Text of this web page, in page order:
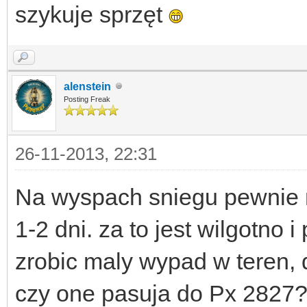
szykuje sprzęt
alenstein
Posting Freak
26-11-2013, 22:31
Na wyspach sniegu
1-2 dni. za to jest wilgotno i
zrobic maly wypad w
czy one pasuja do Px